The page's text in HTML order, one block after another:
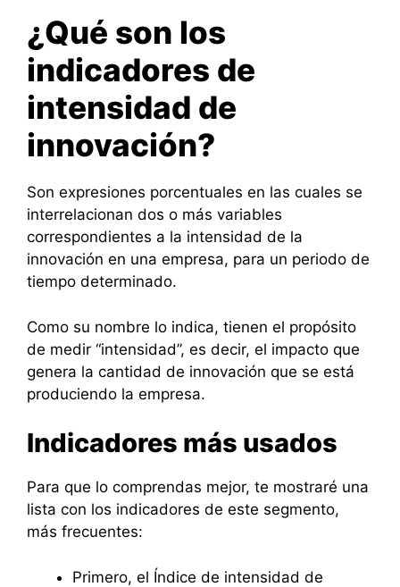
¿Qué son los
indicadores de
intensidad de
innovación?
Son expresiones porcentuales en las cuales se
interrelacionan dos o más variables
correspondientes a la intensidad de la
innovación en una empresa, para un periodo de
tiempo determinado.
Como su nombre lo indica, tienen el propósito
de medir “intensidad”, es decir, el impacto que
genera la cantidad de innovación que se está
produciendo la empresa.
Indicadores más usados
Para que lo comprendas mejor, te mostraré una
lista con los indicadores de este segmento,
más frecuentes:
Primero, el Índice de intensidad de